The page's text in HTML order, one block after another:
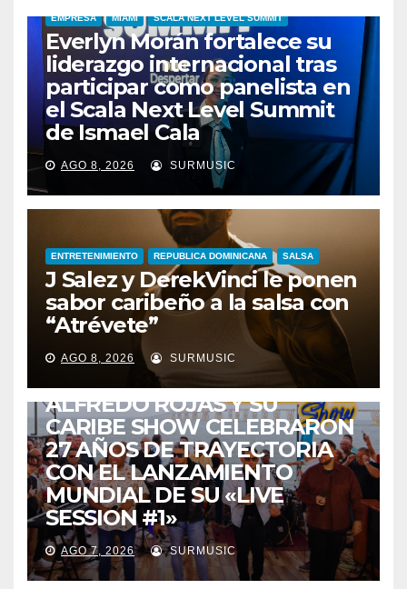
EMPRESA MIAMI SCALA NEXT LEVEL SUMMIT
Everlyn Morán fortalece su
liderazgo internacional tras
participar como panelista en
el Scala Next Level Summit
de Ismael Cala
AGO 8, 2026 SURMUSIC
ENTRETENIMIENTO REPUBLICA DOMINICANA SALSA
J Salez y DerekVinci le ponen
sabor caribeño a la salsa con
“Atrévete”
AGO 8, 2026 SURMUSIC
ENTRETENIMIENTO GUARACHA ZULIANA LIVE SESSION
ZULIA
ALFREDO ROJAS Y SU
CARIBE SHOW CELEBRARON
27 AÑOS DE TRAYECTORIA
CON EL LANZAMIENTO
MUNDIAL DE SU «LIVE
SESSION #1»
AGO 7, 2026 SURMUSIC